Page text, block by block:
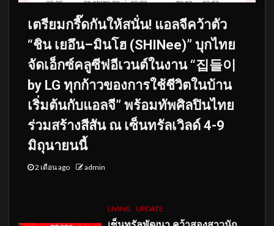
เตรียมกรี๊ดกันให้สนั่น! แอลจีคว้าตัว
“ชิน เยอึน–มินโฮ (SHINee)” บุกไทย
จัดเอ็กซ์คลูซีฟอีเวนต์ในงาน “집들이
by LG ทุกก้าวของการใช้ชีวิตในบ้าน
เริ่มต้นกับแอลจี” พร้อมทัพศิลปินไทย
ร่วมสร้างสีสัน ณ เซ็นทรัลเวิลด์ 4-9
มิถุนายนนี้
2 เดือน ago admin
LIVING UPDATE